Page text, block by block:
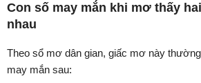
Con số may mắn khi mơ thấy
nhau
Theo sổ mơ dân gian, giấc mơ này
may mắn sau: